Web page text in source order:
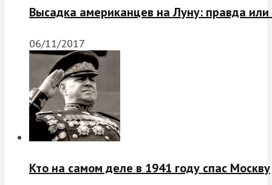
Высадка американцев на Луну: правда
06/11/2017
Кто на самом деле в 1941 году спас Москву